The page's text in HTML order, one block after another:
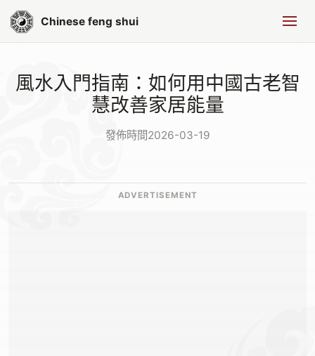
Chinese feng shui
風水入門指南：如何用中國古老智
慧改善家居能量
發佈時間2026-03-19